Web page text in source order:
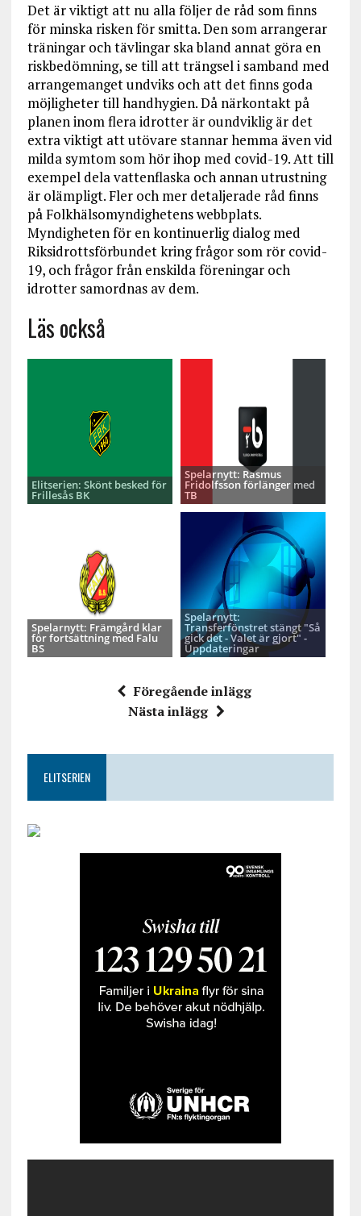
Det är viktigt att nu alla följer de råd som finns
för minska risken för smitta. Den som arrangerar
träningar och tävlingar ska bland annat göra en
riskbedömning, se till att trängsel i samband med
arrangemanget undviks och att det finns goda
möjligheter till handhygien. Då närkontakt på
planen inom flera idrotter är oundviklig är det
extra viktigt att utövare stannar hemma även vid
milda symtom som hör ihop med covid-19. Att till
exempel dela vattenflaska och annan utrustning
är olämpligt. Fler och mer detaljerade råd finns
på Folkhälsomyndighetens webbplats.
Myndigheten för en kontinuerlig dialog med
Riksidrottsförbundet kring frågor som rör covid-
19, och frågor från enskilda föreningar och
idrotter samordnas av dem.
Läs också
Elitserien: Skönt besked för
Frillesås BK
Spelarnytt: Rasmus
Fridolfsson förlänger med
TB
Spelarnytt: Främgård klar
för fortsättning med Falu
BS
Spelarnytt:
Transferfönstret stängt "Så
gick det - Valet är gjort" -
Uppdateringar
Föregående inlägg
Nästa inlägg
ELITSERIEN